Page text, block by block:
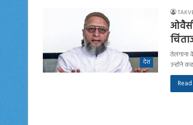
देश
तेलंगाना
उन्होंने